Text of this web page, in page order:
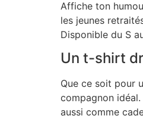
Affiche ton
les jeunes
Disponible du S
Un t-shirt
Que ce soit pour
compagnon
aussi comme